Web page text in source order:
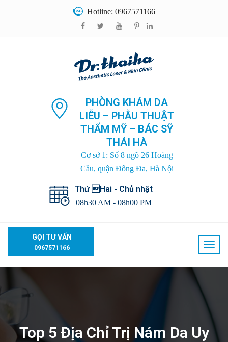
Hotline: 0967571166
PHÒNG KHÁM DA
LIỄU – PHẪU THUẬT
THẨM MỸ – BÁC SỸ
THÁI HÀ
Cơ sở 1: Số 8 ngõ 26 Hoàng
Cầu, quận Đống Đa, Hà Nội
Thứ Hai - Chủ nhật
08h30 AM - 08h00 PM
GỌI TƯ VẤN
0967571166
Top 5 Địa Chỉ Trị Nám Da Uy